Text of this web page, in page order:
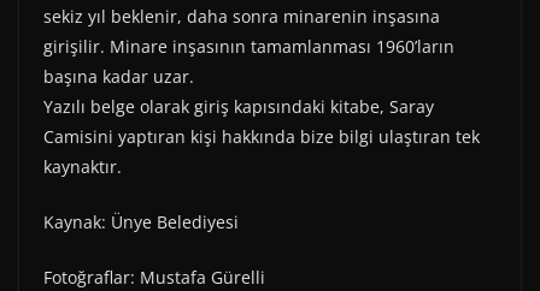
sekiz yıl beklenir, daha sonra minarenin inşasına
girişilir. Minare inşasının tamamlanması 1960’ların
başına kadar uzar.
Yazılı belge olarak giriş kapısındaki kitabe, Saray
Camisini yaptıran kişi hakkında bize bilgi ulaştıran tek
kaynaktır.
Kaynak: Ünye Belediyesi
Fotoğraflar: Mustafa Gürelli